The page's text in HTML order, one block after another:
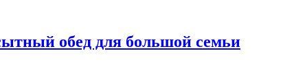
обед для большой семьи